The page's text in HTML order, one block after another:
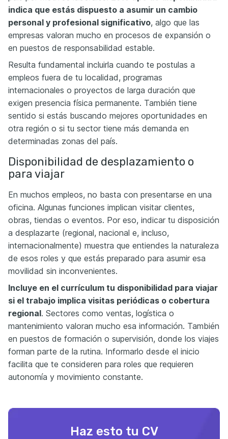
indica que estás dispuesto a asumir un cambio
personal y profesional significativo, algo que las
empresas valoran mucho en procesos de expansión o
en puestos de responsabilidad estable.
Resulta fundamental incluirla cuando te postulas a
empleos fuera de tu localidad, programas
internacionales o proyectos de larga duración que
exigen presencia física permanente. También tiene
sentido si estás buscando mejores oportunidades en
otra región o si tu sector tiene más demanda en
determinadas zonas del país.
Disponibilidad de desplazamiento o
para viajar
En muchos empleos, no basta con presentarse en una
oficina. Algunas funciones implican visitar clientes,
obras, tiendas o eventos. Por eso, indicar tu disposición
a desplazarte (regional, nacional e, incluso,
internacionalmente) muestra que entiendes la naturaleza
de esos roles y que estás preparado para asumir esa
movilidad sin inconvenientes.
Incluye en el currículum tu disponibilidad para viajar
si el trabajo implica visitas periódicas o cobertura
regional. Sectores como ventas, logística o
mantenimiento valoran mucho esa información. También
en puestos de formación o supervisión, donde los viajes
forman parte de la rutina. Informarlo desde el inicio
facilita que te consideren para roles que requieren
autonomía y movimiento constante.
Haz esto tu CV